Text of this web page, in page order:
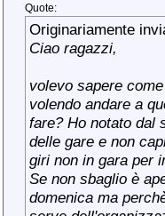
Quote:
Originariamente
Ciao ragazzi,
volevo sapere
volendo andare a
fare? Ho notato dal
delle gare e non
giri non in gara per
Se non sbaglio è
domenica ma